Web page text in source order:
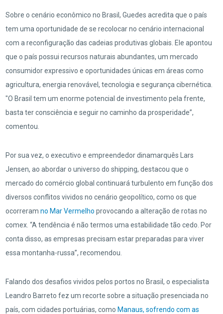
Sobre o cenário econômico no Brasil, Guedes acredita que o país
tem uma oportunidade de se recolocar no cenário internacional
com a reconfiguração das cadeias produtivas globais. Ele apontou
que o país possui recursos naturais abundantes, um mercado
consumidor expressivo e oportunidades únicas em áreas como
agricultura, energia renovável, tecnologia e segurança cibernética.
"O Brasil tem um enorme potencial de investimento pela frente,
basta ter consciência e seguir no caminho da prosperidade”,
comentou.
Por sua vez, o executivo e empreendedor dinamarquês Lars
Jensen, ao abordar o universo do shipping, destacou que o
mercado do comércio global continuará turbulento em função dos
diversos conflitos vividos no cenário geopolítico, como os que
ocorreram no Mar Vermelho provocando a alteração de rotas no
comex. “A tendência é não termos uma estabilidade tão cedo. Por
conta disso, as empresas precisam estar preparadas para viver
essa montanha-russa”, recomendou.
Falando dos desafios vividos pelos portos no Brasil, o especialista
Leandro Barreto fez um recorte sobre a situação presenciada no
país, com cidades portuárias, como Manaus, sofrendo com as